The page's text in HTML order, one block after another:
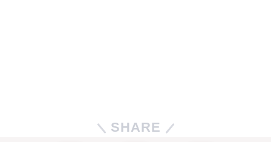
SHARE